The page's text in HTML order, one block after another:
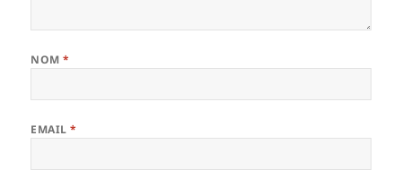
NOM*
EMAIL*